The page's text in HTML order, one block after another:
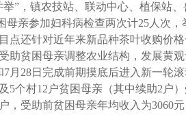
”，镇农技站、联动中心、植保站
母亲参加妇科病检查两次计25 人次，
点还针对近年来新品种茶叶收购价
助贫困母亲调整农业结构，发展黄
7月 28日完成前期摸底后进入新一轮
5个村12 户贫困母亲（其中续助2 户
户，受助前贫困母亲年均收入为3060